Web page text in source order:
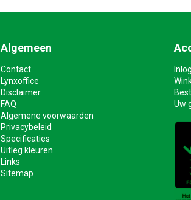
Algemeen
Contact
Lynxoffice
Disclaimer
FAQ
Algemene voorwaarden
Privacybeleid
Specificaties
Uitleg kleuren
Links
Sitemap
Uw